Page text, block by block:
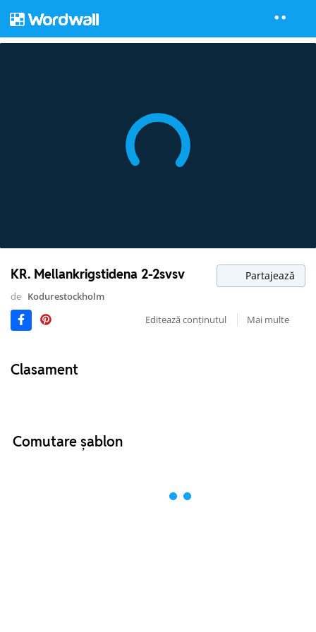
KR. Mellankrigstidena 2-2svsv Partajează
de Kodurestockholm
Editează conținutul
Mai multe
Clasament
Comutare șablon